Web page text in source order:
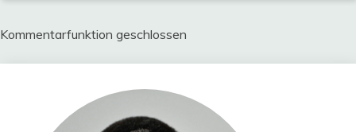
Kommentarfunktion geschlossen